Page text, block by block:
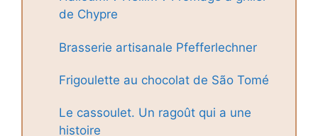
de Chypre
Brasserie artisanale Pfefferlechner
Frigoulette au chocolat de São Tomé
Le cassoulet. Un ragoût qui a une
histoire